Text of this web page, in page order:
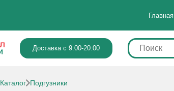
Главная
Доставка с 9:00-20:00
Каталог Подгузники